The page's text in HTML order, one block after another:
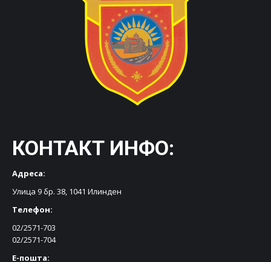
КОНТАКТ ИНФО:
Адреса:
Улица 9 бр. 38, 1041 Илинден
Телефон:
02/2571-703
02/2571-704
Е-пошта: